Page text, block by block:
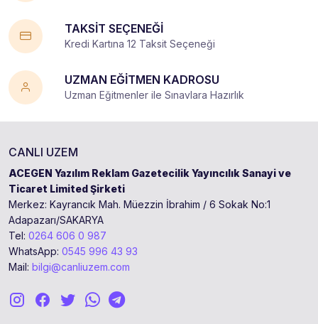
TAKSİT SEÇENEĞİ
Kredi Kartına 12 Taksit Seçeneği
UZMAN EĞİTMEN KADROSU
Uzman Eğitmenler ile Sınavlara Hazırlık
CANLI UZEM
ACEGEN Yazılım Reklam Gazetecilik Yayıncılık Sanayi ve
Ticaret Limited Şirketi
Merkez: Kayrancık Mah. Müezzin İbrahim / 6 Sokak No:1
Adapazarı/SAKARYA
Tel: 0264 606 0 987
WhatsApp: 0545 996 43 93
Mail: bilgi@canliuzem.com